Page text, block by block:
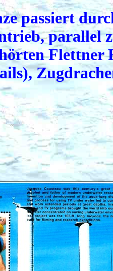
passiert
parallel
Flettner